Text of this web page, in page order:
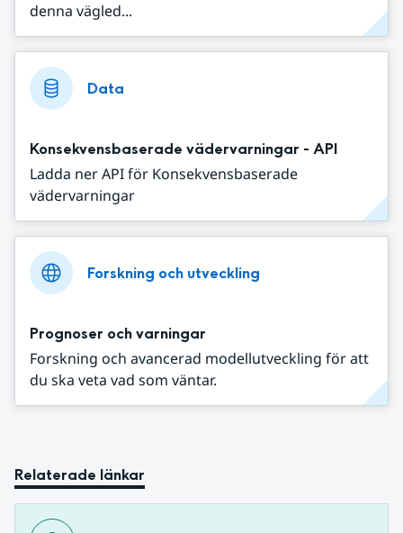
denna vägled...
Data
Konsekvensbaserade vädervarningar - API
Ladda ner API för Konsekvensbaserade
vädervarningar
Forskning och utveckling
Prognoser och varningar
Forskning och avancerad modellutveckling för att
du ska veta vad som väntar.
Relaterade länkar